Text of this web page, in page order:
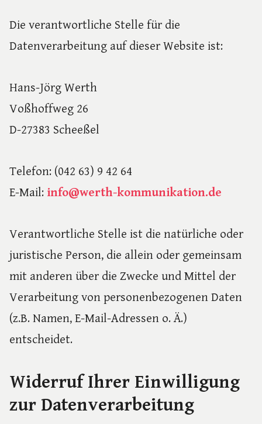
Die verantwortliche Stelle für die
Datenverarbeitung auf dieser Website ist:
Hans-Jörg Werth
Voßhoffweg 26
D-27383 Scheeßel
Telefon: (042 63) 9 42 64
E-Mail: info@werth-kommunikation.de
Verantwortliche Stelle ist die natürliche oder
juristische Person, die allein oder gemeinsam
mit anderen über die Zwecke und Mittel der
Verarbeitung von personenbezogenen Daten
(z.B. Namen, E-Mail-Adressen o. Ä.)
entscheidet.
Widerruf Ihrer Einwilligung
zur Datenverarbeitung